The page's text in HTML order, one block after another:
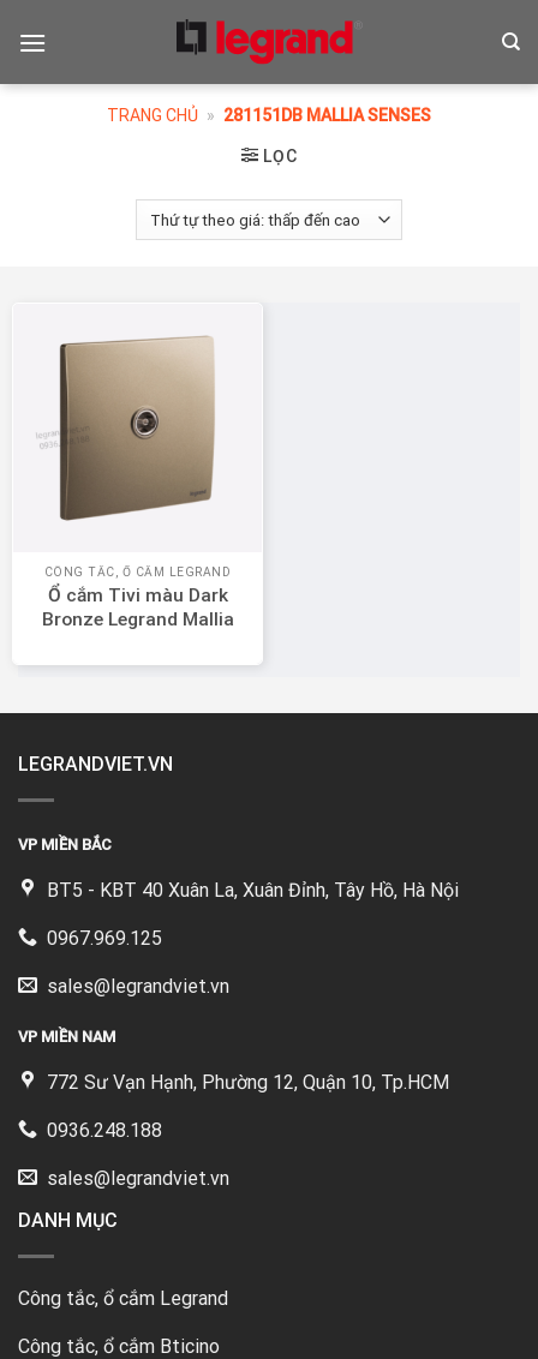
TRANG CHỦ » 281151DB MALLIA SENSES
LỌC
CÔNG TẮC, Ổ CẮM LEGRAND
Ổ cắm Tivi màu Dark
Bronze Legrand Mallia
LEGRANDVIET.VN
VP MIỀN BẮC
BT5 - KBT 40 Xuân La, Xuân Đỉnh, Tây Hồ, Hà Nội
0967.969.125
sales@legrandviet.vn
VP MIỀN NAM
772 Sư Vạn Hạnh, Phường 12, Quận 10, Tp.HCM
0936.248.188
sales@legrandviet.vn
DANH MỤC
Công tắc, ổ cắm Legrand
Công tắc, ổ cắm Bticino